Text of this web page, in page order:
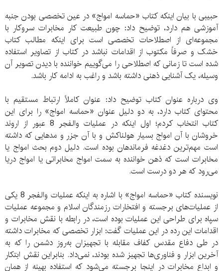
حبیبی با بیان اینکه کتاب «حماسه امواج» در عین تخصصی بودن جنبه
آموزشی هم دارد، توضیح داد: چون طبیعت کار مخابرات سروکار با
مجموعه‌ای از اصطلاحات تخصصی است برای اینکه مطالب کتاب
خشک و صرفاً مکتوب از اقدامات نباشد در کتاب از تصاویر استفاده
شده است تا زمانی که اصطلاحی را می‌گوییم خواننده با دیدن تصویر آن
وسیله، یک آشنایی ذهنی داشته باشد و راغب به ادامه کار باشد.
وی درباره عنوان کتاب توضیح داد: عنوان کاملاً ارتباط مستقیم با
محتوای کتاب دارد، به دو دلیل عنوان «حماسه امواج» را برای این
کتاب انتخاب کردم؛ اول اینکه در عملیات والفجر 8 عبور از اروند
خروشان با آن امواج بسیار هولناکش و با آن جزر و مدهایی که داشته
است مهم‌ترین دغدغه فرماندهان بوده است. دلیل دوم بحث امواج یا
مخابرات است که ذهن خواننده به سمت امواج مخابراتی یا امواج دریا
می‌رود که هر دو درست است.
نویسنده کتاب «حماسه امواج» با اشاره به اینکه عملیات والفجر 8 یکی
از عملیات‌های برجسته و افتخارات رزمندگان اسلام و مجموعه عملیات
سپاه برای طراحی این عملیات بوده است، در رابطه با نقش مخابرات و
اقدامات این رده در این عملیات گفت: ابزار تخصصی که مخابرات داشته
در طی دفاع مقدس کفاف مقابله با تجهیزان به‌روز دشمن را که به
آخرین ابزار و فناوری‌ها تجهیز شده بودند، نمی‌داد. بنابراین نقش ابتکار
و ابداع مخابرات در اینجا برجسته می‌شود که استفاده بهینه از همان